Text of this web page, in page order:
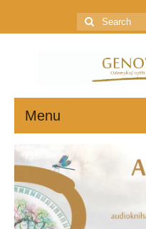
Search
for:
Menu
GENOVÉ KLÍČE
JAK ZAČÍT
PROFIL